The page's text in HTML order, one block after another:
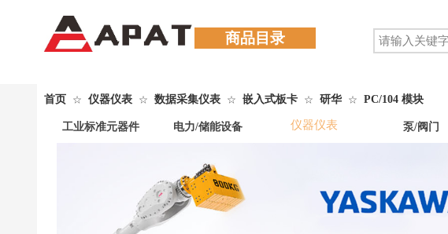
首页 ☆ 仪器仪表 ☆ 数据采集仪表 ☆ 嵌入式板卡 ☆ 研华 ☆ PC/104 模块
工业标准元器件 电力/储能设备 仪器仪表 泵/阀门
商品目录